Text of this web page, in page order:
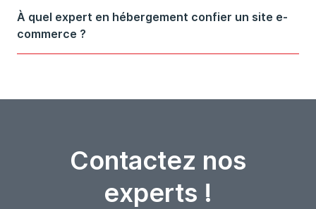
À quel expert en hébergement confier un site e-
commerce ?
Contactez nos
experts !